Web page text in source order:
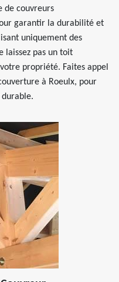
de couvreurs
garantir la durabilité et
uniquement des
laissez pas un toit
propriété. Faites appel
à Roeulx, pour